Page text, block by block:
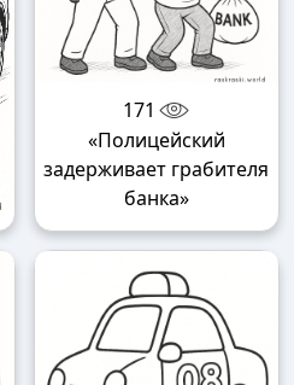
171
«Полицейский
задерживает грабителя
банка»